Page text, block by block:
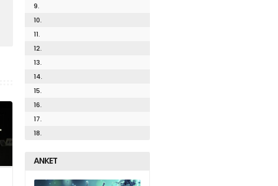
9.
10.
11.
12.
13.
14.
15.
16.
17.
18.
ANKET